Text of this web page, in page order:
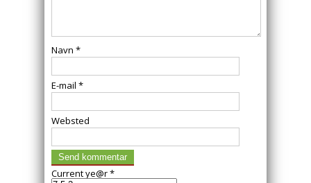
Navn *
E-mail *
Websted
Current ye@r*